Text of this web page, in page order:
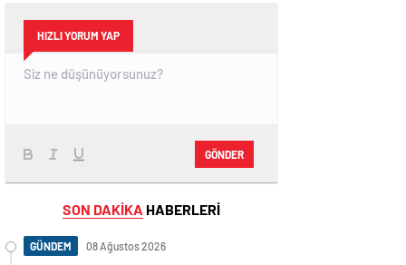
HIZLI YORUM YAP
GÖNDER
SON DAKİKA HABERLERİ
GÜNDEM 08 Ağustos 2026